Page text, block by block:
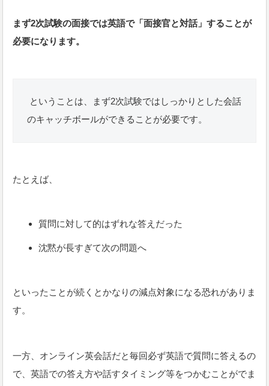
まず2次試験の面接では英語で「面接官と対話」することが
必要になります。
ということは、まず2次試験ではしっかりとした会話
のキャッチボールができることが必要です。
たとえば、
質問に対して的はずれな答えだった
沈黙が長すぎて次の問題へ
といったことが続くとかなりの減点対象になる恐れがありま
す。
一方、オンライン英会話だと毎回必ず英語で質問に答えるの
で、英語での答え方や話すタイミング等をつかむことがでま